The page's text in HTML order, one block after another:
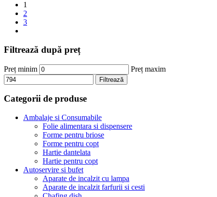
1
2
3
Filtrează după preț
Preț minim Preț maxim
Filtrează
Categorii de produse
Ambalaje si Consumabile
Folie alimentara si dispensere
Forme pentru briose
Forme pentru copt
Hartie dantelata
Hartie pentru copt
Autoservire si bufet
Aparate de incalzit cu lampa
Aparate de incalzit farfurii si cesti